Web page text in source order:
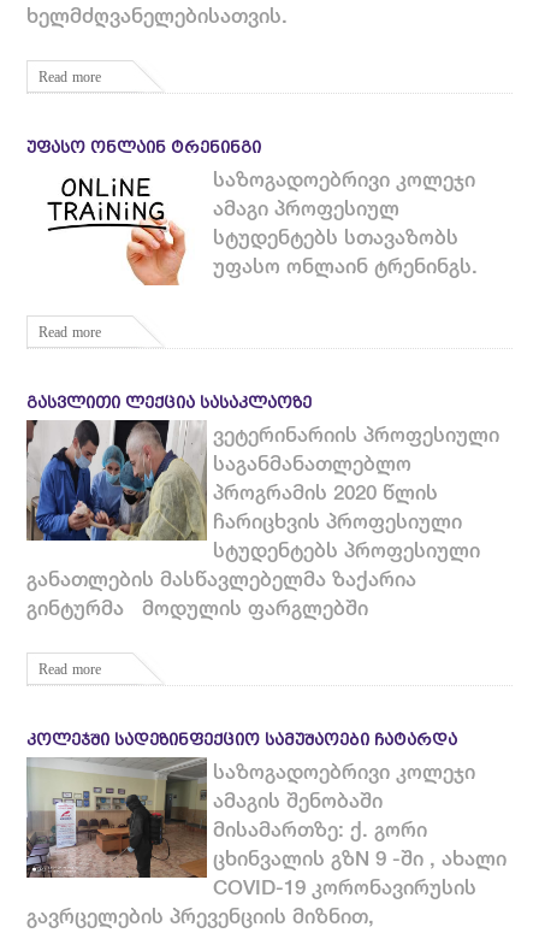
ხელმძღვანელებისათვის.
Read more
ᲣᲤᲐᲡᲝ ᲝᲜᲚᲐᲘᲜ ᲢᲠᲔᲜᲘᲜᲒᲘ
საზოგადოებრივი კოლეჯი
ამაგი პროფესიულ
სტუდენტებს სთავაზობს
უფასო ონლაინ ტრენინგს.
Read more
ᲒᲐᲡᲕᲚᲘᲗᲘ ᲚᲔᲥᲪᲘᲐ ᲡᲐᲡᲐᲙᲚᲐᲝᲖᲔ
ვეტერინარიის პროფესიული
საგანმანათლებლო
პროგრამის 2020 წლის
ჩარიცხვის პროფესიული
სტუდენტებს პროფესიული
განათლების მასწავლებელმა ზაქარია
გინტურმა მოდულის ფარგლებში
Read more
ᲙᲝᲚᲔᲯᲨᲘ ᲡᲐᲓᲔᲖᲘᲜᲤᲔᲥᲪᲘᲝ ᲡᲐᲛᲣᲨᲐᲝᲔᲑᲘ ᲩᲐᲢᲐᲠᲓᲐ
საზოგადოებრივი კოლეჯი
ამაგის შენობაში
მისამართზე: ქ. გორი
ცხინვალის გზN 9 -ში , ახალი
COVID-19 კორონავირუსის
გავრცელების პრევენციის მიზნით,